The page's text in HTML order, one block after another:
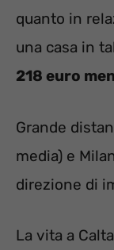
quanto in
una casa in
218 euro
Grande
media) e
direzione di
La vita a